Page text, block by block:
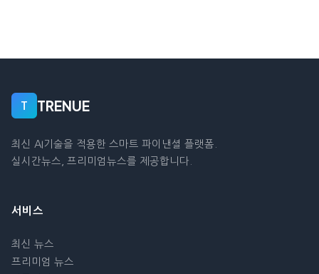
T TRENUE
최신 AI기술을 적용한 스마트 파이낸셜 플랫폼.
실시간뉴스, 프리미엄뉴스를 제공합니다.
서비스
최신 뉴스
프리미엄 뉴스